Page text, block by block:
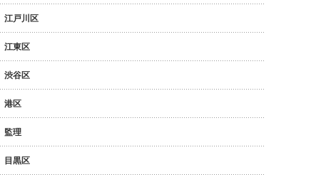
江戸川区
江東区
渋谷区
港区
監理
目黒区